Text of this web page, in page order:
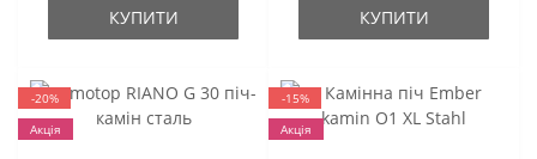
КУПИТИ КУПИТИ
-20%
Акція
-15%
Акція